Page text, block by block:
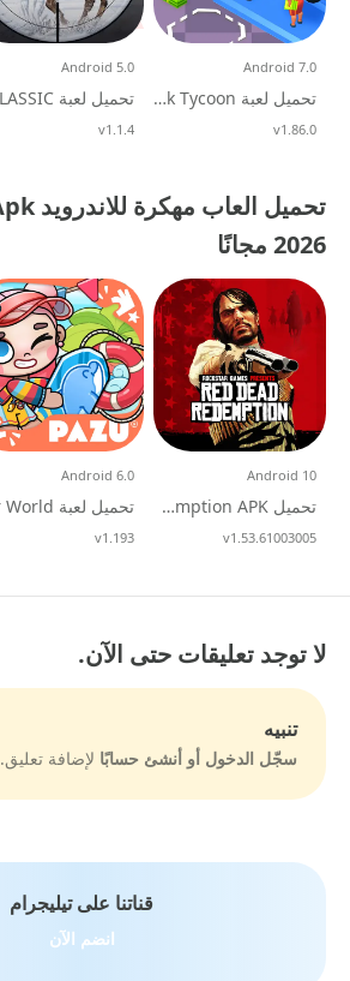
تحميل لعبة Idle Bank Tycoon مهكرة mod apk للاندرويد
Android 7.0
v1.86.0
Android 5.0
v1.1.4
2026 مجانًا
تحميل Red Dead Redemption APK مجانًا للأندرويد
Android 10
v1.53.61003005
Android 6.0
v1.193
لا توجد تعليقات حتى الآن.
تنبيه
سجّل الدخول أو أنشئ حسابًا لإضافة تعليق.
قناتنا على تيليجرام
انضم الآن